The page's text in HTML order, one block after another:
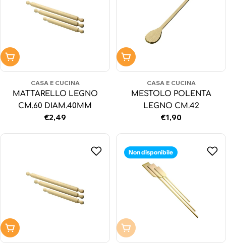
Aggiungi al carrello
CASA E CUCINA
MATTARELLO LEGNO
CM.60 DIAM.40MM
Prezzo
€2,49
Aggiungi al carrello
CASA E CUCINA
MESTOLO POLENTA
LEGNO CM.42
Prezzo
€1,90
Aggiungi al carrello
Non disponibile
Non disponibile